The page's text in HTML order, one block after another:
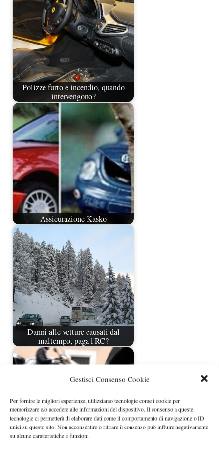
Gestisci Consenso Cookie
Per fornire le migliori esperienze, utilizziamo tecnologie come i cookie per
memorizzare e/o accedere alle informazioni del dispositivo. Il consenso a queste
tecnologie ci permetterà di elaborare dati come il comportamento di navigazione o ID
unici su questo sito. Non acconsentire o ritirare il consenso può influire negativamente
su alcune caratteristiche e funzioni.
Polizze furto e incendio, quando
intervengono?
Assicurazione Kasko
Danni alle vetture causati dal
maltempo, paga l'RC?